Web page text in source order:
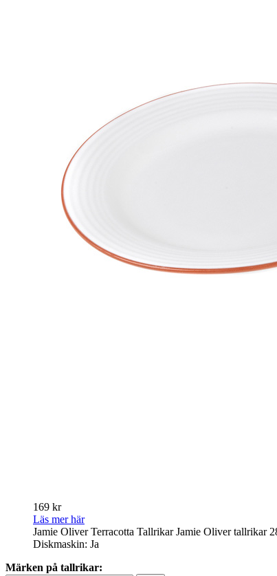
169 kr
Läs mer här
Jamie Oliver Terracotta Tallrikar Jamie Oliver tallrikar
Diskmaskin: Ja
Märken på tallrikar: